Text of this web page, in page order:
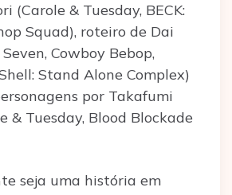
(Carole & Tuesday, BECK:
Squad), roteiro de Dai
Cowboy Bebop,
Stand Alone Complex)
por Takafumi
& Tuesday, Blood Blockade
seja uma história em